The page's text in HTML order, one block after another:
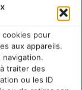
pour
aux appareils.
navigation.
traiter des
ou les ID